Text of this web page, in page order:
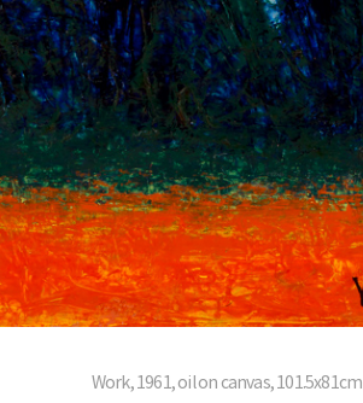
Work, 1961, oil on canvas, 101.5x81cm